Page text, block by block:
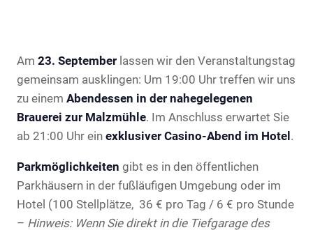
Am 23. September lassen wir den Veranstaltungstag
gemeinsam ausklingen: Um 19:00 Uhr treffen wir uns
zu einem Abendessen in der nahegelegenen
Brauerei zur Malzmühle. Im Anschluss erwartet Sie
ab 21:00 Uhr ein exklusiver Casino-Abend im Hotel.
Parkmöglichkeiten gibt es in den öffentlichen
Parkhäusern in der fußläufigen Umgebung oder im
Hotel (100 Stellplätze, 36 € pro Tag / 6 € pro Stunde
– Hinweis: Wenn Sie direkt in die Tiefgarage des